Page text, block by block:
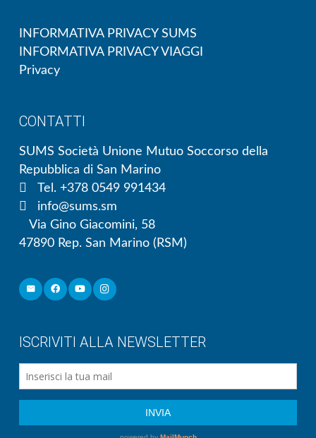
INFORMATIVA PRIVACY SUMS
INFORMATIVA PRIVACY VIAGGI
Privacy
CONTATTI
SUMS Società Unione Mutuo Soccorso della
Repubblica di San Marino
Tel. +378 0549 991434
info@sums.sm
Via Gino Giacomini, 58
47890 Rep. San Marino (RSM)
ISCRIVITI ALLA NEWSLETTER